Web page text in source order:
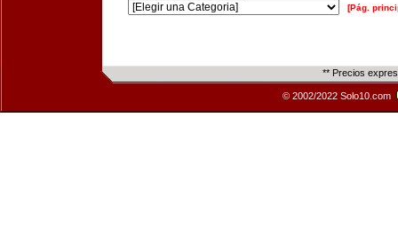
[Pág.
** Precios
© 2002/2022 Solo10.com